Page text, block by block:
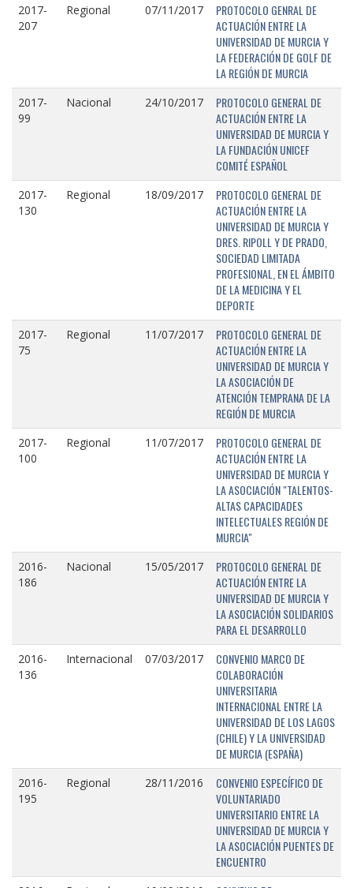
2017-
207
Regional 07/11/2017
PROTOCOLO GENRAL DE
ACTUACIÓN ENTRE LA
UNIVERSIDAD DE MURCIA Y
LA FEDERACIÓN DE GOLF DE
LA REGIÓN DE MURCIA
2017-
99
Nacional 24/10/2017
PROTOCOLO GENERAL DE
ACTUACIÓN ENTRE LA
UNIVERSIDAD DE MURCIA Y
LA FUNDACIÓN UNICEF
COMITÉ ESPAÑOL
2017-
130
Regional 18/09/2017
PROTOCOLO GENERAL DE
ACTUACIÓN ENTRE LA
UNIVERSIDAD DE MURCIA Y
DRES. RIPOLL Y DE PRADO,
SOCIEDAD LIMITADA
PROFESIONAL, EN EL ÁMBITO
DE LA MEDICINA Y EL
DEPORTE
2017-
75
Regional 11/07/2017
PROTOCOLO GENERAL DE
ACTUACIÓN ENTRE LA
UNIVERSIDAD DE MURCIA Y
LA ASOCIACIÓN DE
ATENCIÓN TEMPRANA DE LA
REGIÓN DE MURCIA
2017-
100
Regional 11/07/2017
PROTOCOLO GENERAL DE
ACTUACIÓN ENTRE LA
UNIVERSIDAD DE MURCIA Y
LA ASOCIACIÓN "TALENTOS-
ALTAS CAPACIDADES
INTELECTUALES REGIÓN DE
MURCIA"
2016-
186
Nacional 15/05/2017
PROTOCOLO GENERAL DE
ACTUACIÓN ENTRE LA
UNIVERSIDAD DE MURCIA Y
LA ASOCIACIÓN SOLIDARIOS
PARA EL DESARROLLO
2016-
136
Internacional 07/03/2017
CONVENIO MARCO DE
COLABORACIÓN
UNIVERSITARIA
INTERNACIONAL ENTRE LA
UNIVERSIDAD DE LOS LAGOS
(CHILE) Y LA UNIVERSIDAD
DE MURCIA (ESPAÑA)
2016-
195
Regional 28/11/2016
CONVENIO ESPECÍFICO DE
VOLUNTARIADO
UNIVERSITARIO ENTRE LA
UNIVERSIDAD DE MURCIA Y
LA ASOCIACIÓN PUENTES DE
ENCUENTRO